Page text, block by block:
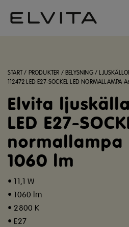
START / PRODUKTER /BELYSNING/
112472 LED E27-SOCKEL LED NORMALLAMPA
Elvita ljuskälla
LED E27-
normallampa
1060 lm
• 11,1 W
• 1060 lm
• 2800 K
• E27